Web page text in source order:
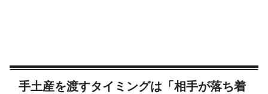
手土産を渡すタイミングは「相手が落ち着